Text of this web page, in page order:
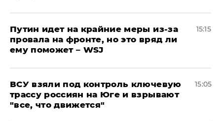
Путин идет на крайние меры из-за
провала на фронте, но это вряд ли
ему поможет – WSJ
15:15
ВСУ взяли под контроль ключевую
трассу россиян на Юге и взрывают
"все, что движется"
15:05